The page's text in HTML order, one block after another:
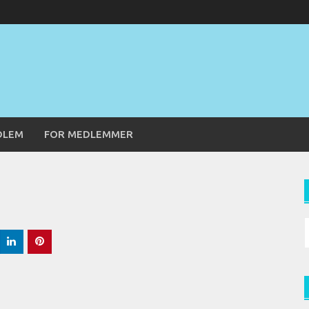
FOR MEDLEMMER